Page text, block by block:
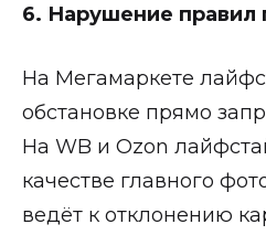
6. Нарушение правил
На Мегамаркете
обстановке прямо
На WB и Ozon
качестве главного
ведёт к отклонению